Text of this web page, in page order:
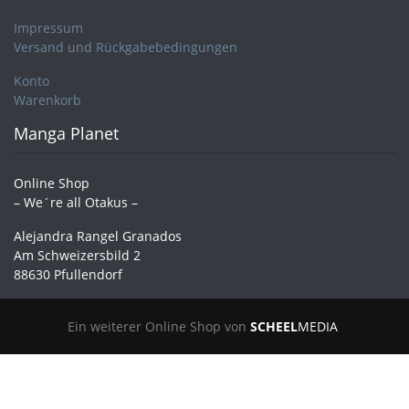
Impressum
Versand und Rückgabebedingungen
Konto
Warenkorb
Manga Planet
Online Shop
– We´re all Otakus –
Alejandra Rangel Granados
Am Schweizersbild 2
88630 Pfullendorf
Ein weiterer Online Shop von SCHEELMEDIA